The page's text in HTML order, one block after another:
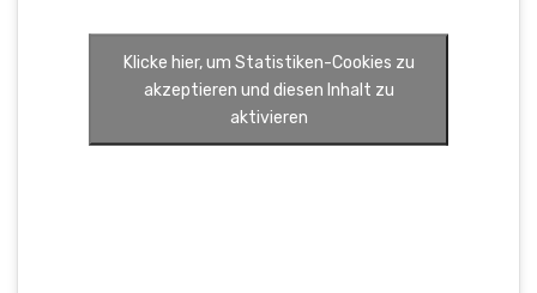
Klicke hier, um Statistiken-Cookies zu
akzeptieren und diesen Inhalt zu
aktivieren